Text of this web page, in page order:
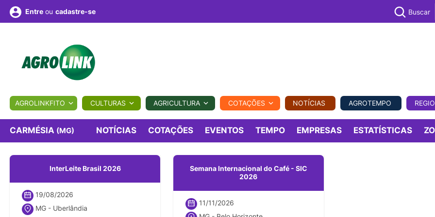
BIOLÓGICOS COTAÇÕES NOTÍCIAS AGROTEMPO REGIONAL COMERCIAL AGROVIAGENS
Conversor Colunistas Eventos
Fotos
Entre ou cadastre-se Buscar
AGROLINKFITO CULTURAS AGRICULTURA COTAÇÕES NOTÍCIAS AGROTEMPO
CARMÉSIA (MG) NOTÍCIAS COTAÇÕES EVENTOS TEMPO EMPRESAS ESTATÍSTICAS
InterLeite Brasil 2026
19/08/2026
MG - Uberlândia
Semana Internacional do Café - SIC
2026
11/11/2026